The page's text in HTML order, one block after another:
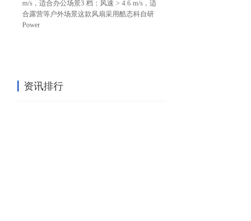
m/s，适合办公场景3 档：风速 > 4.6 m/s，适
合露营等户外场景这款风扇采用酷态科自研
Power
资讯排行